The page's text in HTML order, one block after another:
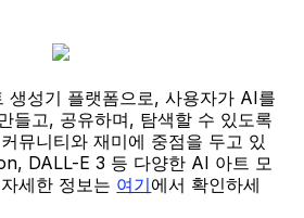
성기 플랫폼으로, 사용자가 AI를
들고, 공유하며, 탐색할 수 있도록
뮤니티와 재미에 중점을 두고 있
DALL-E 3 등 다양한 AI 아트 모
세한 정보는 여기에서 확인하세